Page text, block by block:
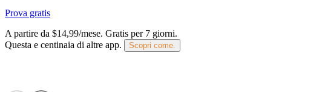
Prova gratis
A partire da $14,99/mese. Gratis per 7 giorni.
Questa e centinaia di altre app.
Scopri come.